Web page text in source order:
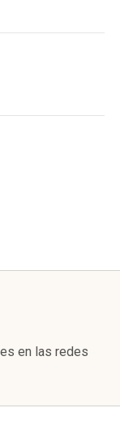
en las redes